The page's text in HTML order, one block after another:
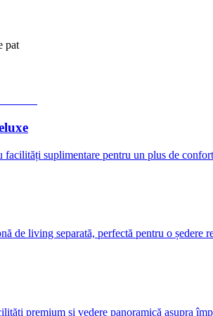
pat
facilități suplimentare pentru un plus de
de living separată, perfectă pentru o ședere
premium și vedere panoramică asupra